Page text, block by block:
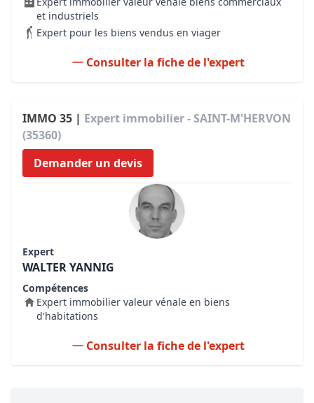
et industriels
Expert pour les biens vendus en viager
Consulter la fiche de l'expert
IMMO 35 | Expert immobilier - SAINT-M'HERVON
(35360)
Demander un devis
Expert
WALTER YANNIG
Compétences
Expert immobilier valeur vénale en biens
d'habitations
Consulter la fiche de l'expert